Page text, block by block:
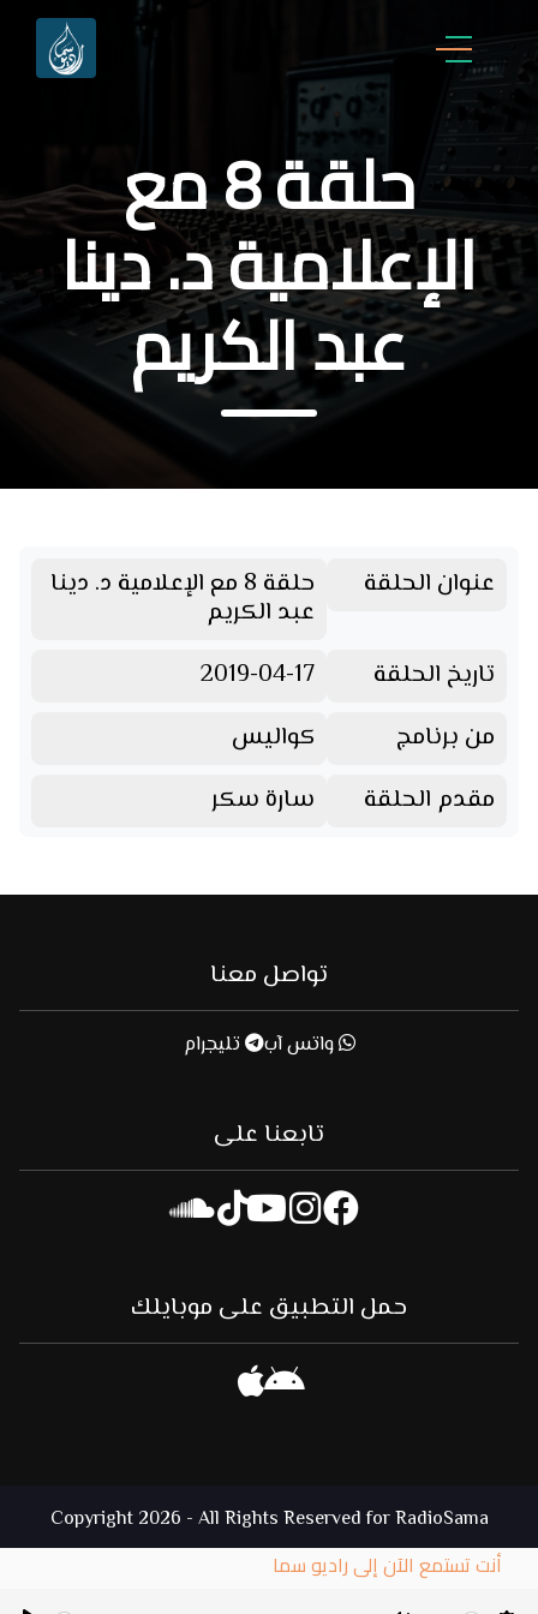
حلقة 8 مع
الإعلامية د. دينا
عبد الكريم
عنوان الحلقة حلقة 8 مع الإعلامية د. دينا
عبد الكريم
تاريخ الحلقة
2019-04-17
من برنامج
كواليس
مقدم الحلقة
سارة سكر
تواصل معنا
واتس آب تليجرام
تابعنا على
حمل التطبيق على موبايلك
Copyright 2026 - All Rights Reserved for RadioSama
أنت تستمع الآن إلى راديو سما